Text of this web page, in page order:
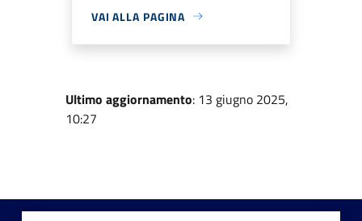
VAI ALLA PAGINA
Ultimo aggiornamento: 13 giugno 2025,
10:27